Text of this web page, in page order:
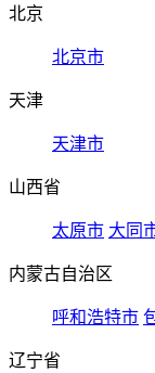
北京
北京市
天津
天津市
山西省
太原市 大同
内蒙古自治区
呼和浩特市
辽宁省